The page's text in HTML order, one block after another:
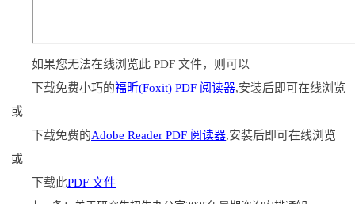
如果您无法在线浏览此 PDF 文件，则可以
下载免费小巧的福昕(Foxit) PDF 阅读器,安装后即可在线浏览
或
下载免费的Adobe Reader PDF 阅读器,安装后即可在线浏览
或
下载此PDF 文件